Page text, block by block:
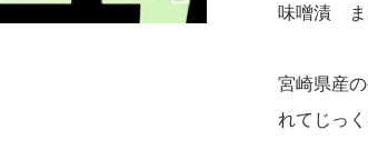
味噌漬 ま
宮崎県産
れてじっ